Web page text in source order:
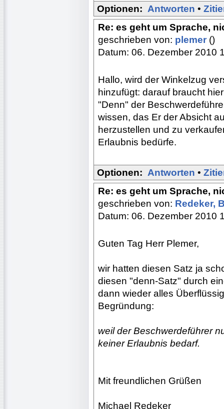
Optionen: Antworten •
Re: es geht um Sprache,
geschrieben von: plemer ()
Datum: 06. Dezember 2010
Hallo, wird der Winkelzug
hinzufügt: darauf braucht
"Denn" der
wissen, das Er der Absicht
herzustellen und zu
Erlaubnis bedürfe.
Optionen: Antworten •
Re: es geht um Sprache,
geschrieben von: Redeker,
Datum: 06. Dezember 2010
Guten Tag Herr Plemer,
wir hatten diesen Satz ja
diesen "denn-Satz" durch
dann wieder alles
Begründung:
weil der Beschwerdeführer
keiner Erlaubnis bedarf.
Mit freundlichen Grüßen
Michael Redeker